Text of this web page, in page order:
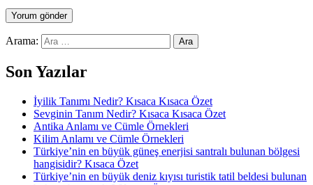
Arama:
Son Yazılar
İyilik Tanımı Nedir? Kısaca Kısaca Özet
Sevginin Tanım Nedir? Kısaca Kısaca Özet
Antika Anlamı ve Cümle Örnekleri
Kilim Anlamı ve Cümle Örnekleri
Türkiye’nin en büyük güneş enerjisi santralı bulunan bölgesi
hangisidir? Kısaca Özet
Türkiye’nin en büyük deniz kıyısı turistik tatil beldesi bulunan